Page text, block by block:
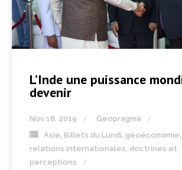
L’Inde une puissance
devenir
Nov 18, 2019
Geopragma
Asie Billets du Lundi géoéconomie
relations internationales, doctrines et
perceptions